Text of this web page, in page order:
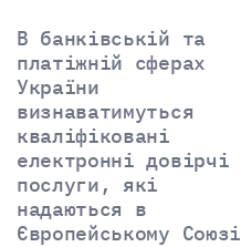
В банківській та
платіжній сферах
України
визнаватимуться
кваліфіковані
електронні довірчі
послуги, які
надаються в
Європейському Союзі